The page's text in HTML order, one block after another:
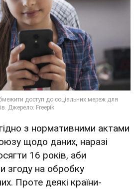
з нормативними актами
щодо даних, наразі
16 років, аби
згоду на обробку
Проте деякі країни-